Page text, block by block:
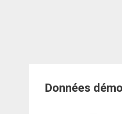
Données